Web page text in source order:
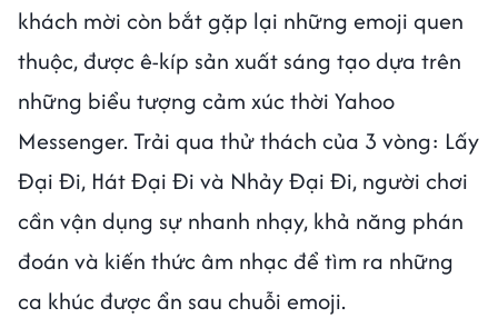
khách mời còn bắt gặp lại những emoji quen
thuộc, được ê-kíp sản xuất sáng tạo dựa trên
những biểu tượng cảm xúc thời Yahoo
Messenger. Trải qua thử thách của 3 vòng: Lấy
Đại Đi, Hát Đại Đi và Nhảy Đại Đi, người chơi
cần vận dụng sự nhanh nhạy, khả năng phán
đoán và kiến thức âm nhạc để tìm ra những
ca khúc được ẩn sau chuỗi emoji.